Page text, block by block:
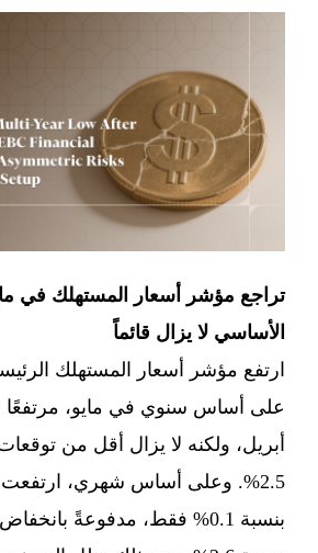
تراجع مؤشر أسعار المستهلك في
الأساسي لا يزال قائماً
أبريل، ولكنه لا يزال أقل من
2.5%. وعلى أساس شهري، ارتفعت
بنسبة 0.1% فقط، مدفوعةً